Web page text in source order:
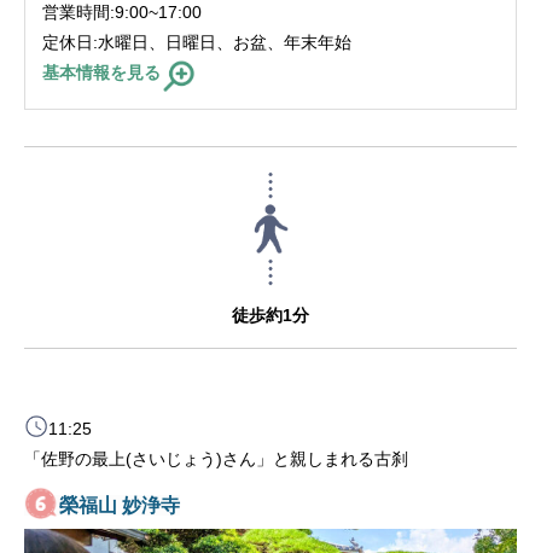
営業時間:9:00~17:00
定休日:水曜日、日曜日、お盆、年末年始
基本情報を見る
徒歩約1分
11:25
「佐野の最上(さいじょう)さん」と親しまれる古刹
榮福山 妙浄寺